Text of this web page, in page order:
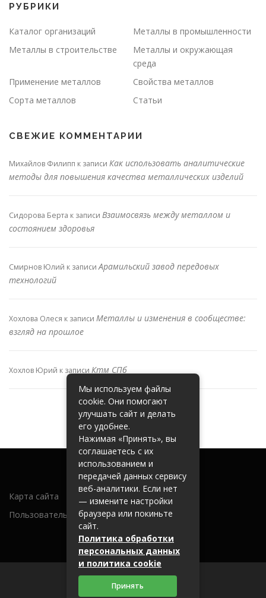
РУБРИКИ
Каталог организаций
Металлы в промышленности
Металлы в строительстве
Металлы и окружающая
среда
Применение металлов
Свойства металлов
Сорта металлов
Статьи
СВЕЖИЕ КОММЕНТАРИИ
Михайлов Филипп к записи Как использовать аналитические
методы для повышения качества металлических изделий
Сидорова Берта к записи Взаимосвязь между металлом и
состоянием здоровья
Смирнов Юлий к записиАрамильский завод передовых
технологий
Хохлова Олеся к записи Металлы и изменения в сообществе:
взгляд на прошлое
Хохлов Юрий к записи Ктм СПб
Карта сайта
Пользовательское соглашение
2026 (c) metallobaza31.ru
Мы используем файлы
cookie. Они помогают
улучшать сайт и делать
его удобнее.
Нажимая «Принять», вы
соглашаетесь с их
использованием и
передачей данных сервису
веб-аналитики. Если нет
— измените настройки
браузера или покиньте
сайт.
Политика обработки
персональных данных
и политика cookie
Принять